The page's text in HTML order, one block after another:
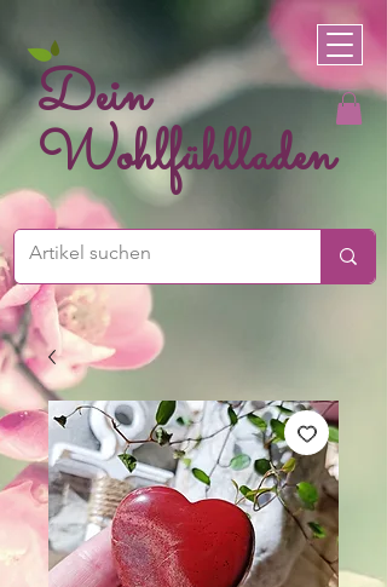
Dein
Wohlfühlladen